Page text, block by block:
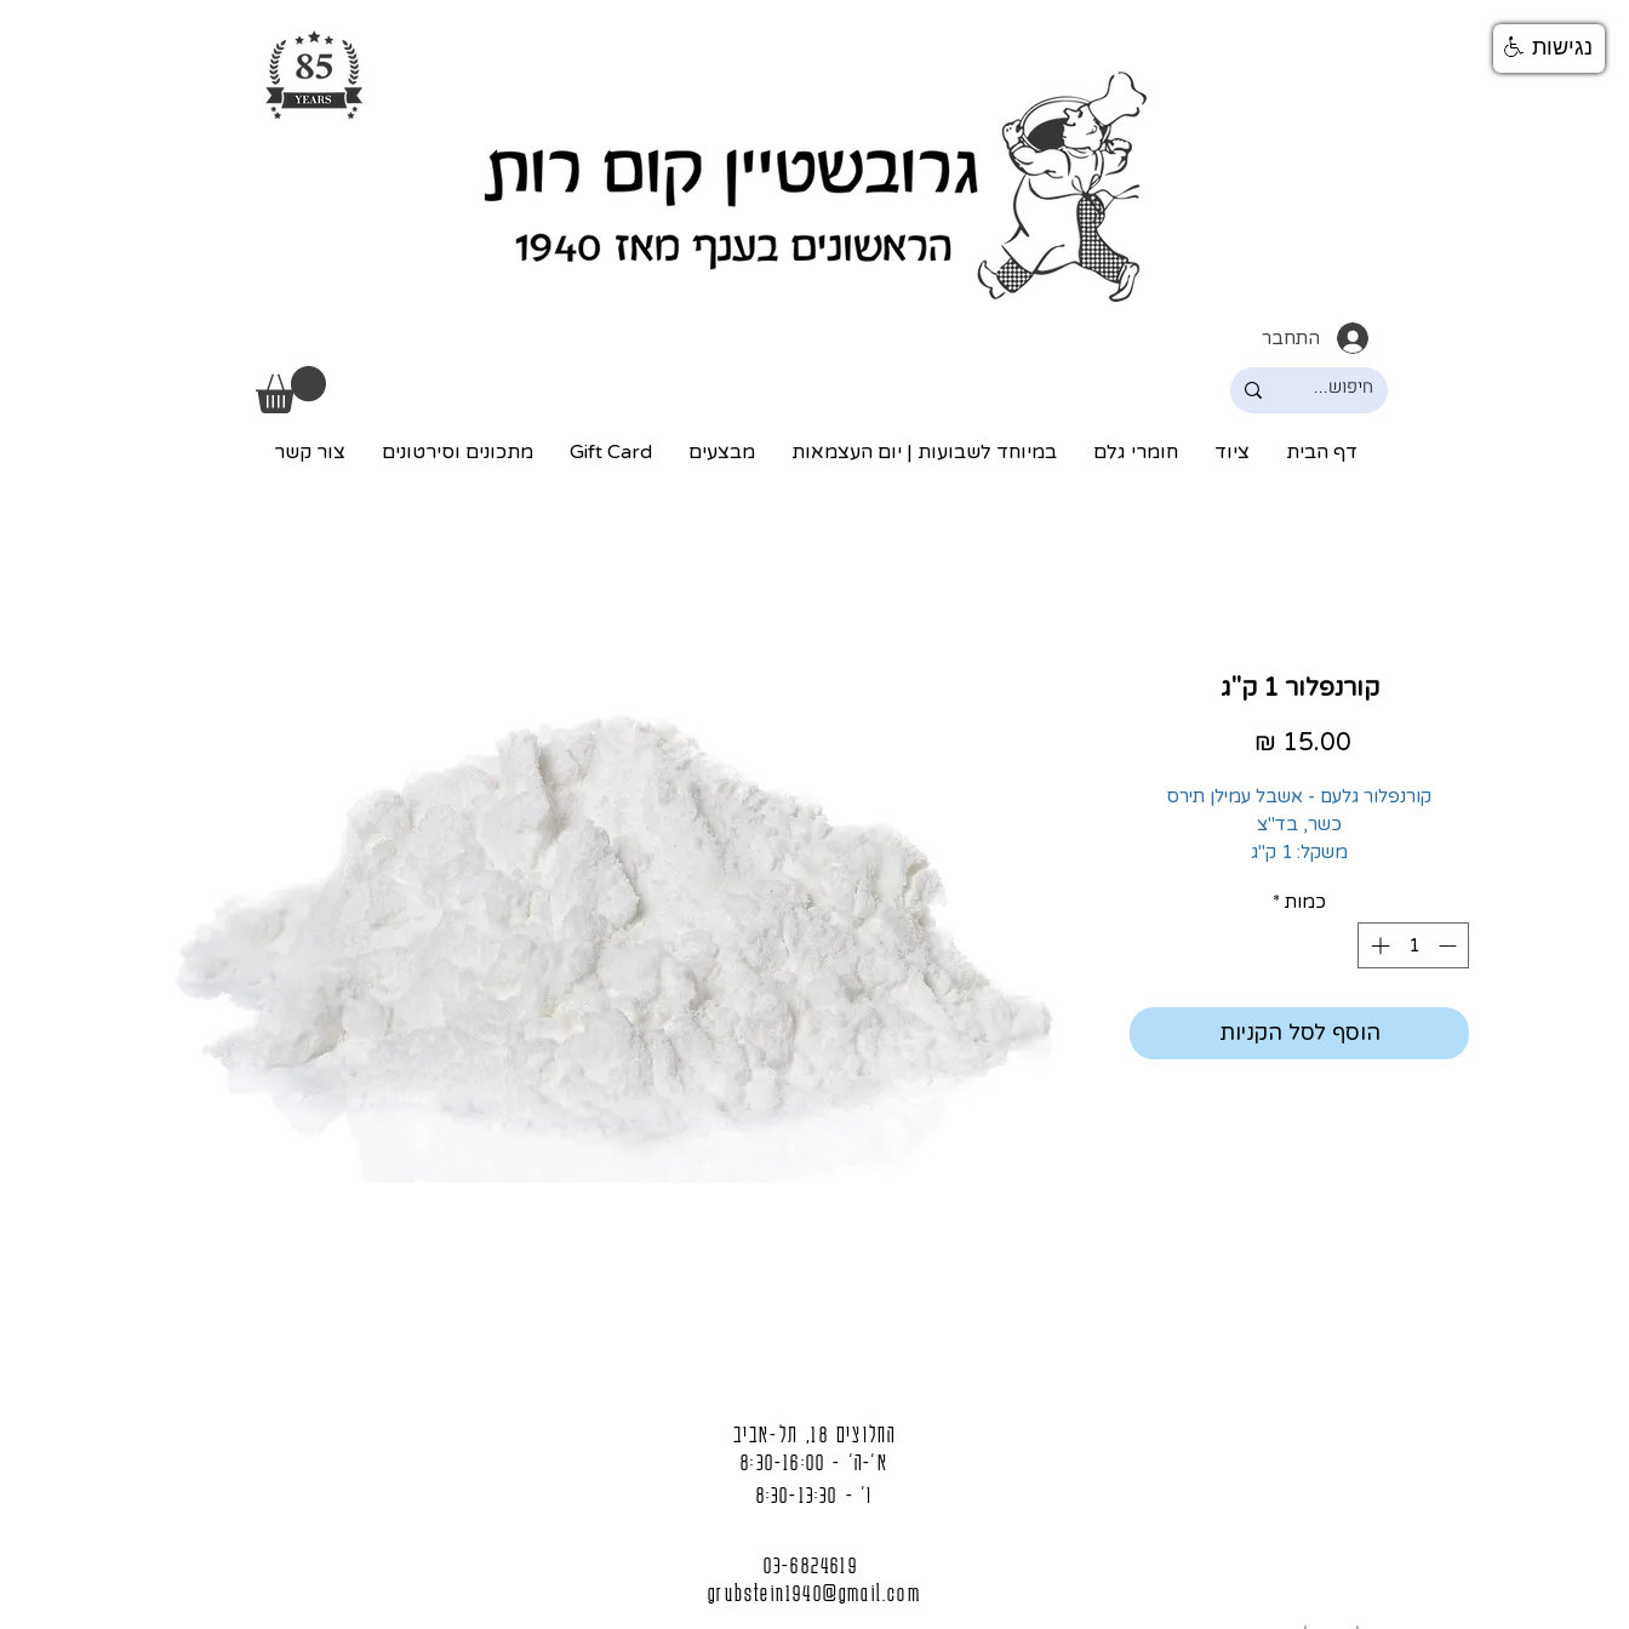
התחבר
דף הבית ציוד חומרי גלם במיוחד לשבועות | יום העצמאות מבצעים Gift Card מתכונים וסירטונים צור קשר
קורנפלור 1 ק"ג
קורנפלור גלעם - אשבל עמילן תירס
כשר, בד"צ
משקל: 1 ק"ג
כמות *
הוסף לסל הקניות
החלוצים 18, תל-אביב
א'-ה' - 8:30-16:00
ו' - 8:30-13:30
03-6824619
grubstein1940@gmail.com
נגישות